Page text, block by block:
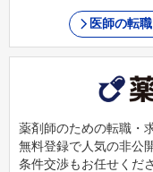
医師の転
薬剤師のための転職・
無料登録で人気の非公
条件交渉もお任せくだ